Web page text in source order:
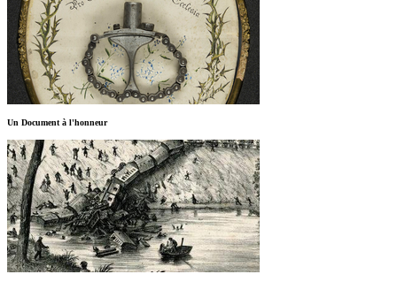
Un Document à l'honneur